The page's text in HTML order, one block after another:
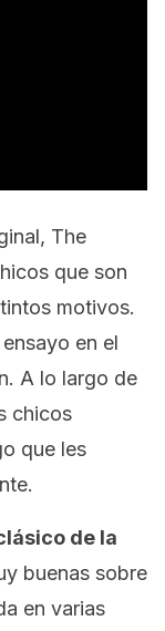
The
que son
motivos.
en el
A lo largo de
chicos
que les
de la
buenas sobre
en varias